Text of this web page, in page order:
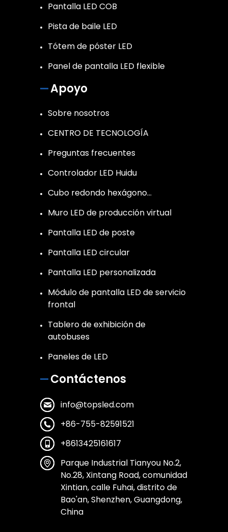
Pantalla LED COB
Pista de baile LED
Tótem de póster LED
Panel de pantalla LED flexible
Apoyo
Sobre nosotros
CENTRO DE TECNOLOGÍA
Preguntas frecuentes
Controlador LED Huidu
Cubo redondo hexágono…
Muro LED de producción virtual
Pantalla LED de poste
Pantalla LED circular
Pantalla LED personalizada
Módulo de pantalla LED de servicio
frontal
Tablero de exhibición de
autobuses
Paneles de LED
Contáctenos
info@topsled.com
+86-755-82591521
+8613425161617
Parque Industrial Tianyou No.2,
No.28, Xintang Road, comunidad
Xintian, calle Fuhai, distrito de
Bao'an, Shenzhen, Guangdong,
China